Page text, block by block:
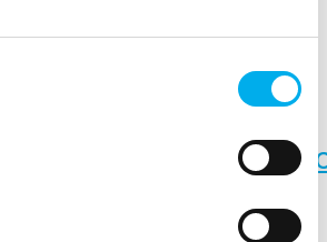
pro účast?
portále Vertiv
školení na partnerském portále